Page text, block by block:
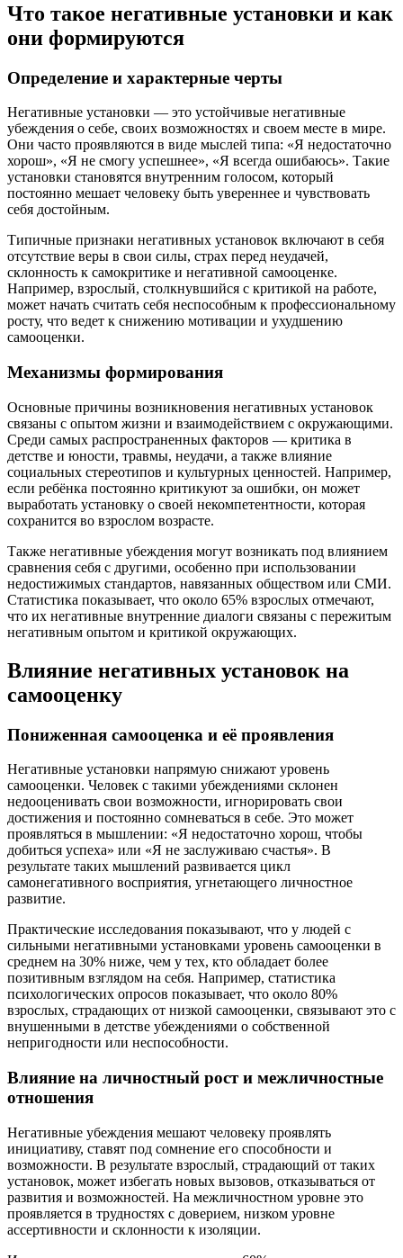
Что такое негативные установки и как
они формируются
Определение и характерные черты
Негативные установки — это устойчивые негативные
убеждения о себе, своих возможностях и своем месте в мире.
Они часто проявляются в виде мыслей типа: «Я недостаточно
хорош», «Я не смогу успешнее», «Я всегда ошибаюсь». Такие
установки становятся внутренним голосом, который
постоянно мешает человеку быть увереннее и чувствовать
себя достойным.
Типичные признаки негативных установок включают в себя
отсутствие веры в свои силы, страх перед неудачей,
склонность к самокритике и негативной самооценке.
Например, взрослый, столкнувшийся с критикой на работе,
может начать считать себя неспособным к профессиональному
росту, что ведет к снижению мотивации и ухудшению
самооценки.
Механизмы формирования
Основные причины возникновения негативных установок
связаны с опытом жизни и взаимодействием с окружающими.
Среди самых распространенных факторов — критика в
детстве и юности, травмы, неудачи, а также влияние
социальных стереотипов и культурных ценностей. Например,
если ребёнка постоянно критикуют за ошибки, он может
выработать установку о своей некомпетентности, которая
сохранится во взрослом возрасте.
Также негативные убеждения могут возникать под влиянием
сравнения себя с другими, особенно при использовании
недостижимых стандартов, навязанных обществом или СМИ.
Статистика показывает, что около 65% взрослых отмечают,
что их негативные внутренние диалоги связаны с пережитым
негативным опытом и критикой окружающих.
Влияние негативных установок на
самооценку
Пониженная самооценка и её проявления
Негативные установки напрямую снижают уровень
самооценки. Человек с такими убеждениями склонен
недооценивать свои возможности, игнорировать свои
достижения и постоянно сомневаться в себе. Это может
проявляться в мышлении: «Я недостаточно хорош, чтобы
добиться успеха» или «Я не заслуживаю счастья». В
результате таких мышлений развивается цикл
самонегативного восприятия, угнетающего личностное
развитие.
Практические исследования показывают, что у людей с
сильными негативными установками уровень самооценки в
среднем на 30% ниже, чем у тех, кто обладает более
позитивным взглядом на себя. Например, статистика
психологических опросов показывает, что около 80%
взрослых, страдающих от низкой самооценки, связывают это с
внушенными в детстве убеждениями о собственной
непригодности или неспособности.
Влияние на личностный рост и межличностные
отношения
Негативные убеждения мешают человеку проявлять
инициативу, ставят под сомнение его способности и
возможности. В результате взрослый, страдающий от таких
установок, может избегать новых вызовов, отказываться от
развития и возможностей. На межличностном уровне это
проявляется в трудностях с доверием, низком уровне
ассертивности и склонности к изоляции.